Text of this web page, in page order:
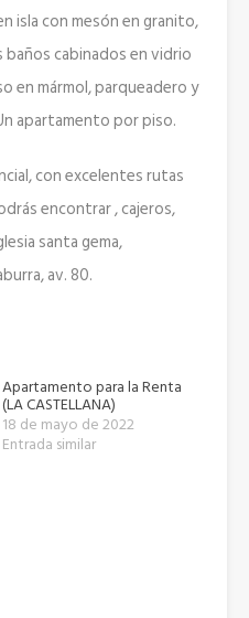
isla con mesón en granito,
cabinados en vidrio
en mármol, parqueadero y
apartamento por piso.
con excelentes rutas
encontrar , cajeros,
santa gema,
av. 80.
Apartamento para la Renta
(LA CASTELLANA)
18 de mayo de 2022
Entrada similar